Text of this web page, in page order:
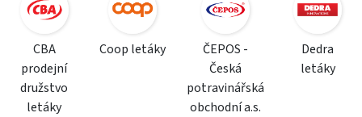
CBA
prodejní
družstvo
letáky
Coop letáky
ČEPOS -
Česká
potravinářská
obchodní a.s.
Dedra
letáky